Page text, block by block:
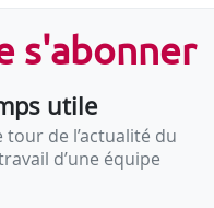
et se
s'abonner
utile
tour de l’actualité du
d’une équipe